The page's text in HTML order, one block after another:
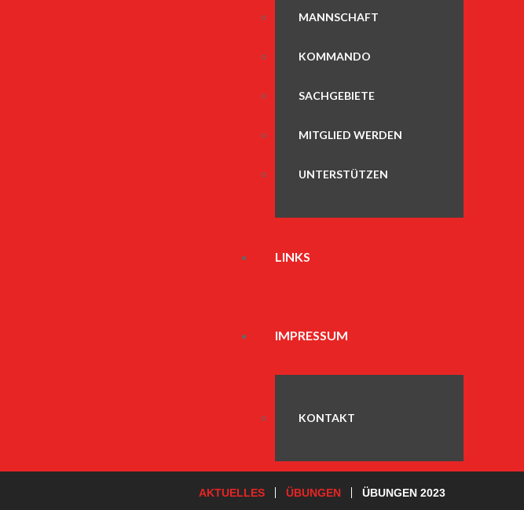
MANNSCHAFT
KOMMANDO
SACHGEBIETE
MITGLIED WERDEN
UNTERSTÜTZEN
LINKS
IMPRESSUM
KONTAKT
AKTUELLES ÜBUNGEN ÜBUNGEN 2023